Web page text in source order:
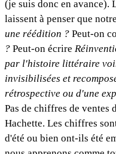
(je suis donc en avance).
laissent à penser que
une réédition ? Peut-on
? Peut-on écrire
par l'histoire littéraire
invisibilisées et
rétrospective ou d'une
Pas de chiffres de ventes
Hachette. Les chiffres
d'été ou bien ont-ils été